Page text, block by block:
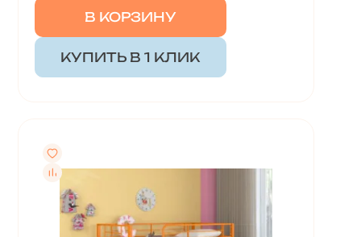
В КОРЗИНУ
КУПИТЬ В 1 КЛИК